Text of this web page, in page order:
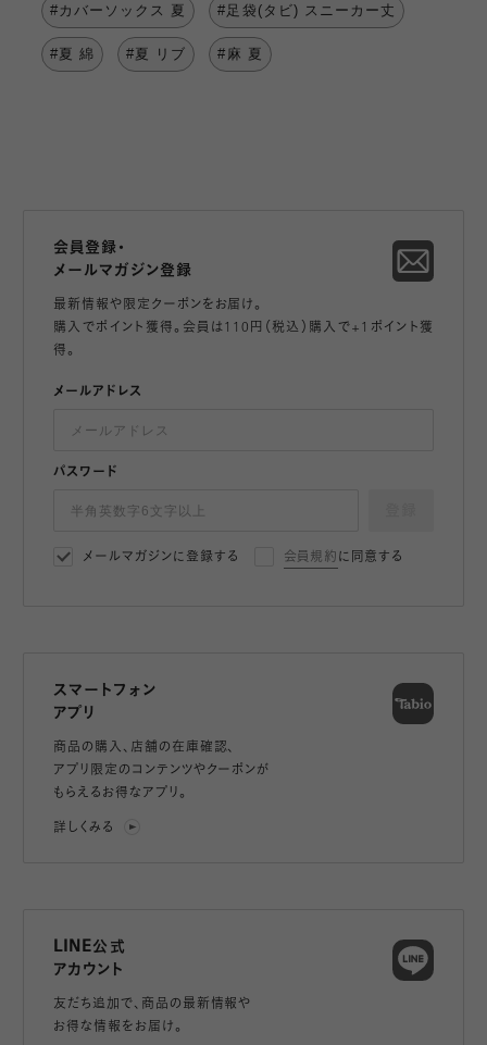
#カバーソックス 夏 #足袋(タビ) スニーカー丈
#夏 綿 #夏 リブ #麻 夏
会員登録・
メールマガジン登録
最新情報や限定クーポンをお届け。
購入でポイント獲得。会員は110円（税込）購入で+1ポイント獲
得。
メールアドレス
パスワード
メールマガジンに登録する 会員規約 に同意する
スマートフォン
アプリ
商品の購入、店舗の在庫確認、
アプリ限定のコンテンツやクーポンが
もらえるお得なアプリ。
詳しくみる
LINE公式
アカウント
友だち追加で、 商品の最新情報や
お得な情報をお届け。